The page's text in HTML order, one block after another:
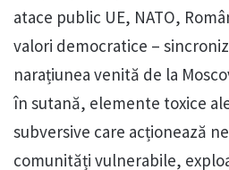
atace public UE, NATO,
valori democratice –
narațiunea venită de la
în sutană, elemente toxice
subversive care acționează
comunități vulnerabile,